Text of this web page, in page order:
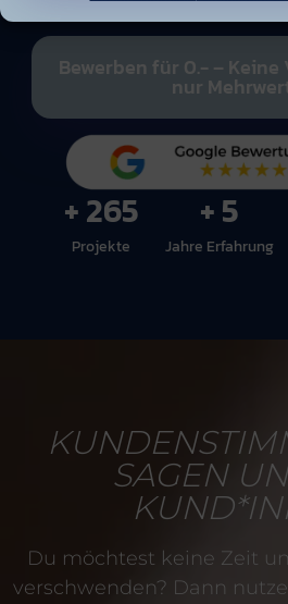
sind!
Bewerben für 0.- –
nur
Projekte
+ 320
Jahre Erfahrung
+ 6
SAGEN
Du möchtest keine Zeit
verschwenden? Dann